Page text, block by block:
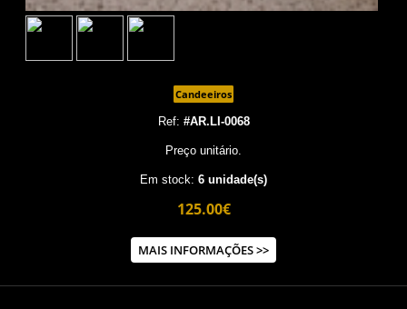
Candeeiros
Ref: #AR.LI-0068
Preço unitário.
Em stock: 6 unidade(s)
125.00€
MAIS INFORMAÇÕES >>